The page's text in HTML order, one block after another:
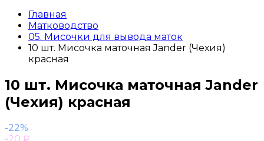
Главная
Матководство
05. Мисочки для вывода маток
10 шт. Мисочка маточная Jander (Чехия)
красная
10 шт. Мисочка маточная Jander
(Чехия) красная
-22%